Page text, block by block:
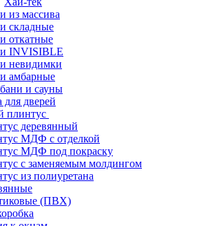
из массива
складные
откатные
INVISIBLE
невидимки
амбарные
и сауны
дверей
плинтус
деревянный
МДФ с отделкой
МДФ под покраску
с заменяемым молдингом
из полиуретана
(ПВХ)